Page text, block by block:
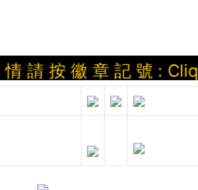
請 按 徽 章 記 號 :